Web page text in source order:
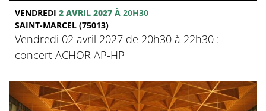
VENDREDI 2 AVRIL 2027 À 20H30
SAINT-MARCEL (75013)
Vendredi 02 avril 2027 de 20h30 à 22h30 :
concert ACHOR AP-HP